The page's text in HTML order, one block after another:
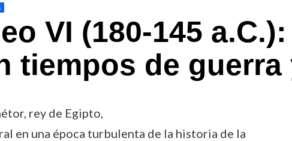
VI (180-145
tiempos de
rey de Egipto,
en una época turbulenta de la historia de la